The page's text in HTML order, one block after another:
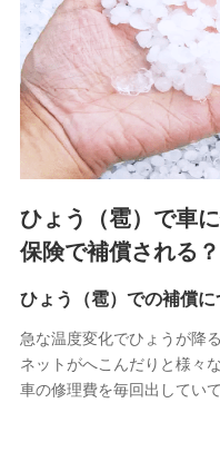
情報を取引のある他の保
るために利用させていた
上記に係る連絡・手続き
3.セミナー募集サイト
各種セミナーの案内、開
上記に係る連絡・手続き
4.家族・友達紹介にて
被紹介者への連絡、及び
けている保険会社・提携
供し、金融商品等の契約
アンケートやキャンペー
上記に係る連絡・手続き
5.通話録音にて取得す
ひょう（雹）で車
保険で補償される？
ひょう（雹）での補償に
急な温度変化でひょうが降
ネットがへこんだりと様々
車の修理費を毎回出してい